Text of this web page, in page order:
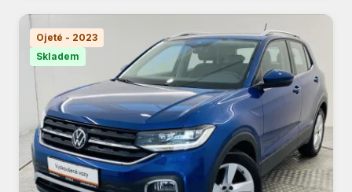
Ojeté - 2023
Skladem